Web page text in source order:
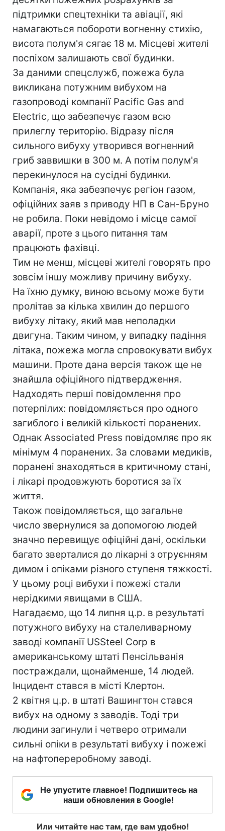
підтримки спецтехніки та авіації, які
намагаються побороти вогненну стихію,
висота полум'я сягає 18 м. Місцеві жителі
поспіхом залишають свої будинки.
За даними спецслужб, пожежа була
викликана потужним вибухом на
газопроводі компанії Pacific Gas and
Electric, що забезпечує газом всю
прилеглу територію. Відразу після
сильного вибуху утворився вогненний
гриб заввишки в 300 м. А потім полум'я
перекинулося на сусідні будинки.
Компанія, яка забезпечує регіон газом,
офіційних заяв з приводу НП в Сан-Бруно
не робила. Поки невідомо і місце самої
аварії, проте з цього питання там
працюють фахівці.
Тим не менш, місцеві жителі говорять про
зовсім іншу можливу причину вибуху.
На їхню думку, виною всьому може бути
пролітав за кілька хвилин до першого
вибуху літаку, який мав неполадки
двигуна. Таким чином, у випадку падіння
літака, пожежа могла спровокувати вибух
машини. Проте дана версія також ще не
знайшла офіційного підтвердження.
Надходять перші повідомлення про
потерпілих: повідомляється про одного
загиблого і великій кількості поранених.
Однак Associated Press повідомляє про як
мінімум 4 поранених. За словами медиків,
поранені знаходяться в критичному стані,
і лікарі продовжують боротися за їх
життя.
Також повідомляється, що загальне
число звернулися за допомогою людей
значно перевищує офіційні дані, оскільки
багато зверталися до лікарні з отруєнням
димом і опіками різного ступеня тяжкості.
У цьому році вибухи і пожежі стали
нерідкими явищами в США.
Нагадаємо, що 14 липня ц.р. в результаті
потужного вибуху на сталеливарному
заводі компанії USSteel Corp в
американському штаті Пенсільванія
постраждали, щонайменше, 14 людей.
Інцидент стався в місті Клертон.
2 квітня ц.р. в штаті Вашингтон стався
вибух на одному з заводів. Тоді три
людини загинули і четверо отримали
сильні опіки в результаті вибуху і пожежі
на нафтопереробному заводі.
Не упустите главное! Подпишитесь на
наши обновления в Google!
Или читайте нас там, где вам удобно!